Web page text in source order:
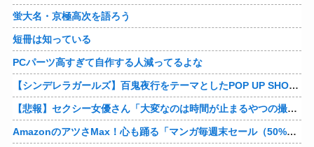
蛍大名・京極高次を語ろう
短冊は知っている
PCパーツ高すぎて自作する人減ってるよな
【シンデレラガールズ】百鬼夜行をテーマとしたPOP UP SHOPが東京・大阪にて開催
【悲報】セクシー女優さん「大変なのは時間が止まるやつの撮影」←ばらしてしまうｗ
AmazonのアツさMax！心も踊る「マンガ毎週末セール（50%還元）」2日目襲来！他